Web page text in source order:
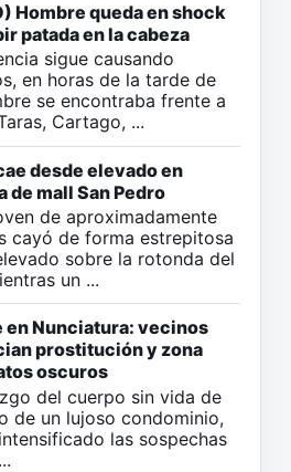
Hombre queda en shock
patada en la cabeza
sigue causando
en horas de la tarde de
se encontraba frente a
Cartago, ...
desde elevado en
de mall San Pedro
de aproximadamente
cayó de forma estrepitosa
sobre la rotonda del
un ...
en Nunciatura: vecinos
prostitución y zona
oscuros
del cuerpo sin vida de
de un lujoso condominio,
las sospechas